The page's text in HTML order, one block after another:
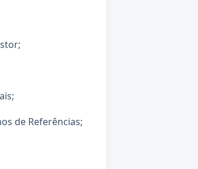
de Referências;